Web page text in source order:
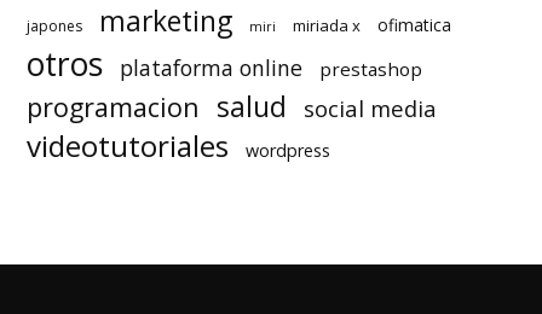
japones marketing miri miriada x ofimatica
otros plataforma online prestashop
programacion salud social media
videotutoriales wordpress